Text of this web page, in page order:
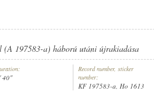
(A 197583-a) háború utáni újrakiadása
40"
Record number, sticker
number:
KF 197583-a, Ho 1613